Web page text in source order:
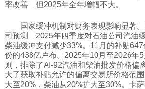
视听
率改善，但2025年全年增幅不大。
国家缓冲机制对财务表现影响显著
司预测，2025年四季度对石油公司汽油
柴油缓冲支付减少33%。11月的补贴647
份的438亿卢布。2025年10月至2026年
则，排除了AI-92汽油和柴油批发价格偏
大了获取补贴允许的偏离交易所价格范
大至20%，柴油从20%扩大至30%。卡